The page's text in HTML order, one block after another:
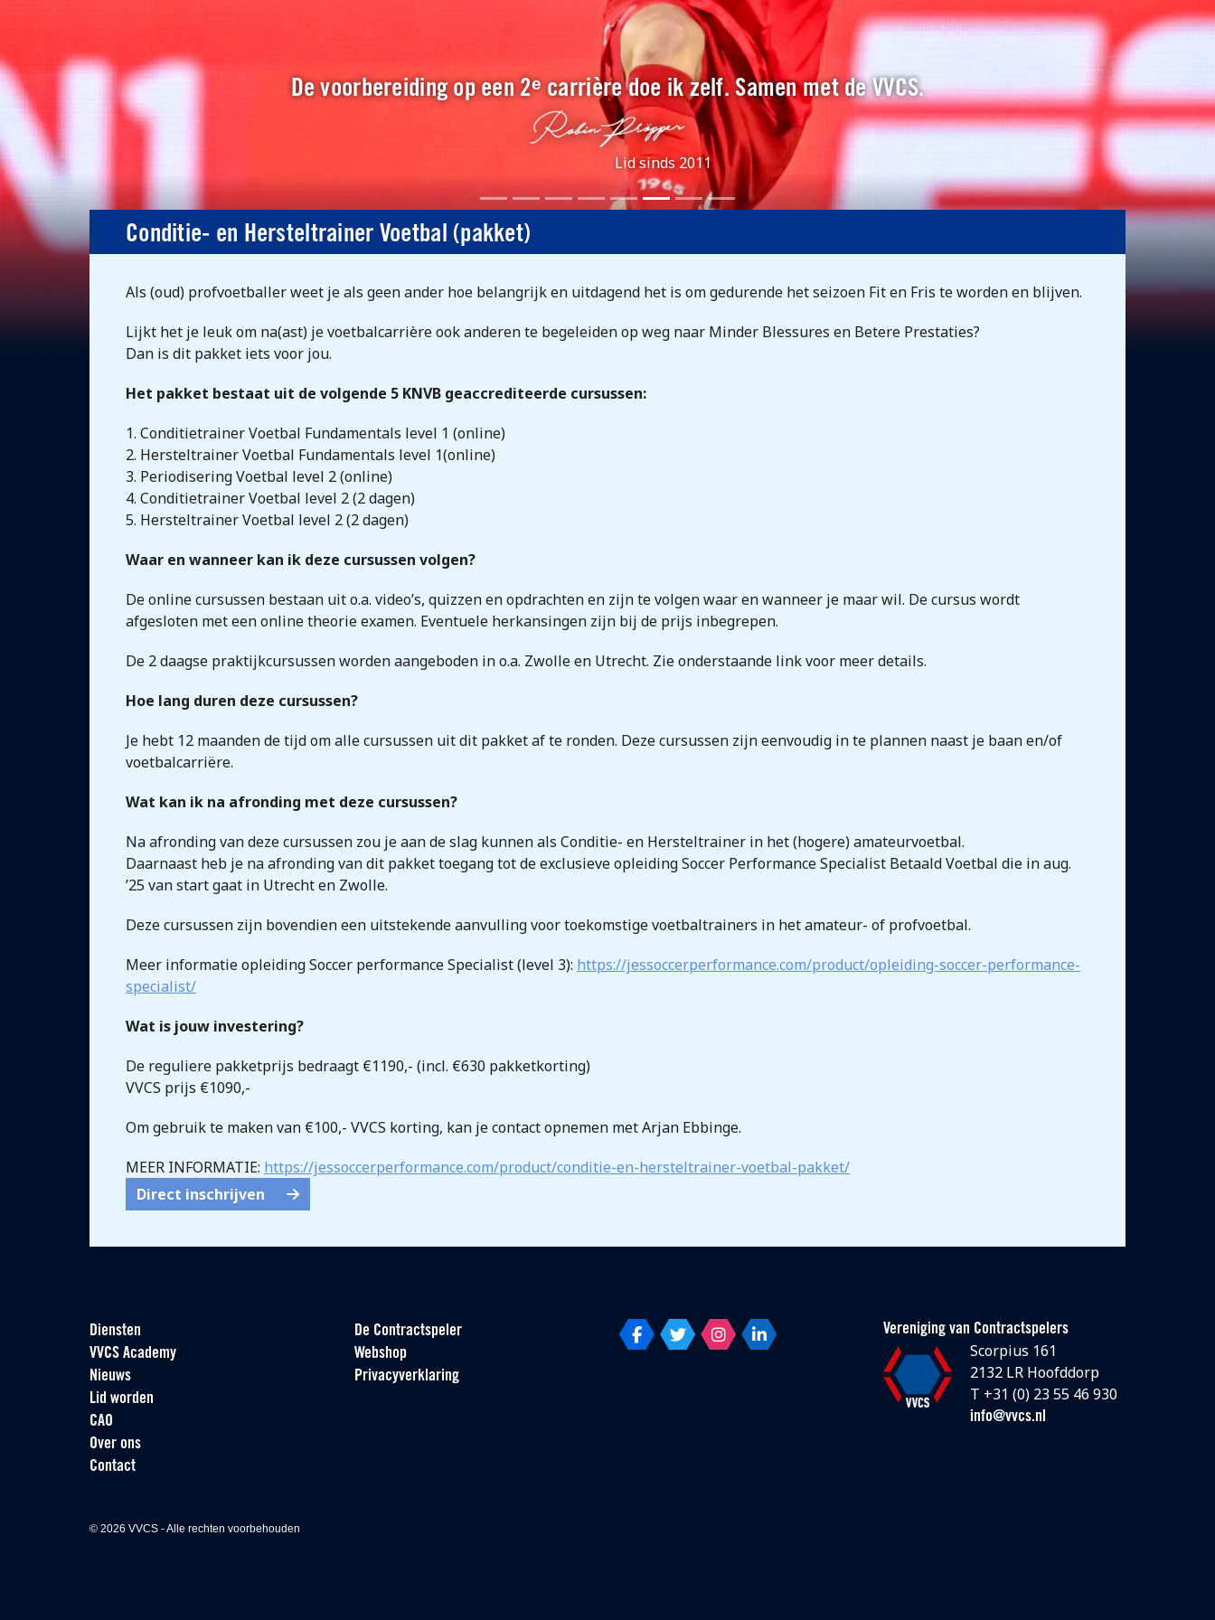
De voorbereiding op een 2ᵉ carrière doe ik zelf. Samen met de VVCS.
Lid sinds 2011
Conditie- en Hersteltrainer Voetbal (pakket)
Als (oud) profvoetballer weet je als geen ander hoe belangrijk en uitdagend het is om gedurende het seizoen Fit en Fris te worden en blijven.
Lijkt het je leuk om na(ast) je voetbalcarrière ook anderen te begeleiden op weg naar Minder Blessures en Betere Prestaties?
Dan is dit pakket iets voor jou.
Het pakket bestaat uit de volgende 5 KNVB geaccrediteerde cursussen:
1. Conditietrainer Voetbal Fundamentals level 1 (online)
2. Hersteltrainer Voetbal Fundamentals level 1(online)
3. Periodisering Voetbal level 2 (online)
4. Conditietrainer Voetbal level 2 (2 dagen)
5. Hersteltrainer Voetbal level 2 (2 dagen)
Waar en wanneer kan ik deze cursussen volgen?
De online cursussen bestaan uit o.a. video’s, quizzen en opdrachten en zijn te volgen waar en wanneer je maar wil. De cursus wordt
afgesloten met een online theorie examen. Eventuele herkansingen zijn bij de prijs inbegrepen.
De 2 daagse praktijkcursussen worden aangeboden in o.a. Zwolle en Utrecht. Zie onderstaande link voor meer details.
Hoe lang duren deze cursussen?
Je hebt 12 maanden de tijd om alle cursussen uit dit pakket af te ronden. Deze cursussen zijn eenvoudig in te plannen naast je baan en/of
voetbalcarriëre.
Wat kan ik na afronding met deze cursussen?
Na afronding van deze cursussen zou je aan de slag kunnen als Conditie- en Hersteltrainer in het (hogere) amateurvoetbal.
Daarnaast heb je na afronding van dit pakket toegang tot de exclusieve opleiding Soccer Performance Specialist Betaald Voetbal die in aug.
’25 van start gaat in Utrecht en Zwolle.
Deze cursussen zijn bovendien een uitstekende aanvulling voor toekomstige voetbaltrainers in het amateur- of profvoetbal.
Meer informatie opleiding Soccer performance Specialist (level 3): https://jessoccerperformance.com/product/opleiding-soccer-performance-
specialist/
Wat is jouw investering?
De reguliere pakketprijs bedraagt €1190,- (incl. €630 pakketkorting)
VVCS prijs €1090,-
Om gebruik te maken van €100,- VVCS korting, kan je contact opnemen met Arjan Ebbinge.
MEER INFORMATIE: https://jessoccerperformance.com/product/conditie-en-hersteltrainer-voetbal-pakket/
Direct inschrijven
Diensten
VVCS Academy
Nieuws
Lid worden
CAO
Over ons
Contact
De Contractspeler
Webshop
Privacyverklaring
Vereniging van Contractspelers
Scorpius 161
2132 LR Hoofddorp
T +31 (0) 23 55 46 930
info@vvcs.nl
© 2026 VVCS - Alle rechten voorbehouden